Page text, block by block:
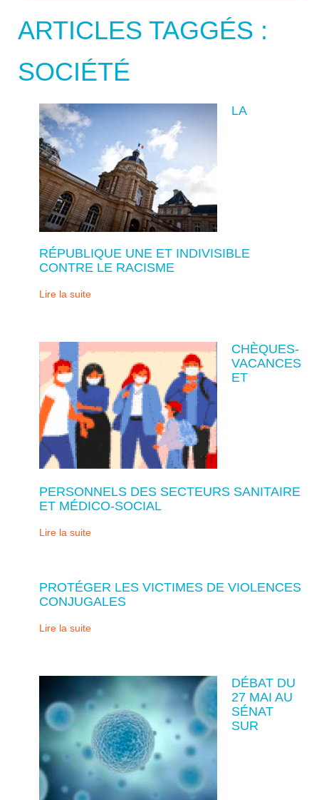
ARTICLES TAGGÉS :
SOCIÉTÉ
LA
RÉPUBLIQUE UNE ET INDIVISIBLE
CONTRE LE RACISME
Lire la suite
CHÈQUES-
VACANCES
ET
PERSONNELS DES SECTEURS SANITAIRE
ET MÉDICO-SOCIAL
Lire la suite
PROTÉGER LES VICTIMES DE VIOLENCES
CONJUGALES
Lire la suite
DÉBAT DU
27 MAI AU
SÉNAT
SUR